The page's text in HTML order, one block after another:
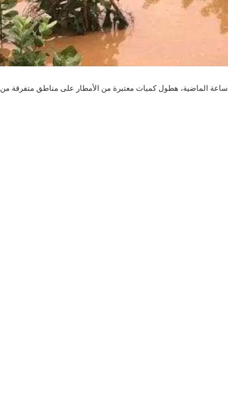
(إحاطة) سجلت مقاييس المطر، خلال الـ 24 ساعة الماضية، هطول كميات معتبرة من الأمطار على مناطق متفرقة من